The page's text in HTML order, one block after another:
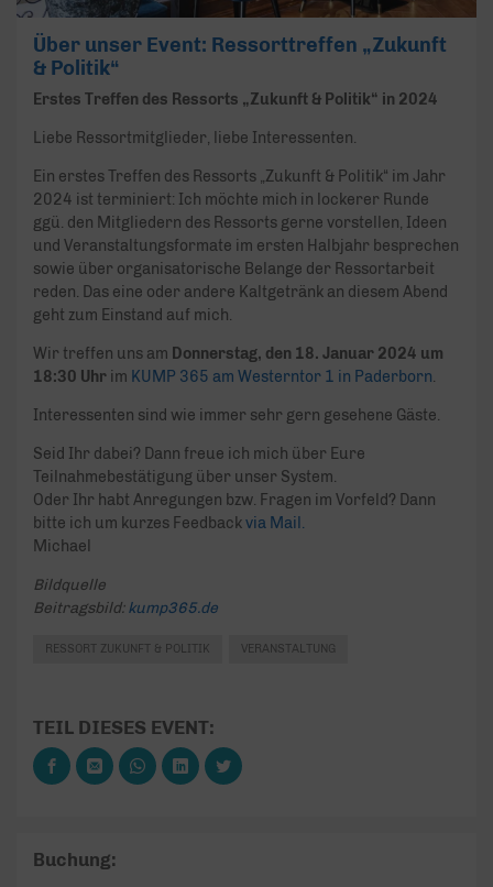
Über unser Event: Ressorttreffen „Zukunft
& Politik“
Erstes Treffen des Ressorts „Zukunft & Politik“ in 2024
Liebe Ressortmitglieder, liebe Interessenten.
Ein erstes Treffen des Ressorts „Zukunft & Politik“ im Jahr
2024 ist terminiert: Ich möchte mich in lockerer Runde
ggü. den Mitgliedern des Ressorts gerne vorstellen, Ideen
und Veranstaltungsformate im ersten Halbjahr besprechen
sowie über organisatorische Belange der Ressortarbeit
reden. Das eine oder andere Kaltgetränk an diesem Abend
geht zum Einstand auf mich.
Wir treffen uns am Donnerstag, den 18. Januar 2024 um
18:30 Uhr im KUMP 365 am Westerntor 1 in Paderborn.
Interessenten sind wie immer sehr gern gesehene Gäste.
Seid Ihr dabei? Dann freue ich mich über Eure
Teilnahmebestätigung über unser System.
Oder Ihr habt Anregungen bzw. Fragen im Vorfeld? Dann
bitte ich um kurzes Feedbackvia Mail.
Michael
Bildquelle
Beitragsbild:kump365.de
RESSORT ZUKUNFT & POLITIK VERANSTALTUNG
TEIL DIESES EVENT:
Buchung: